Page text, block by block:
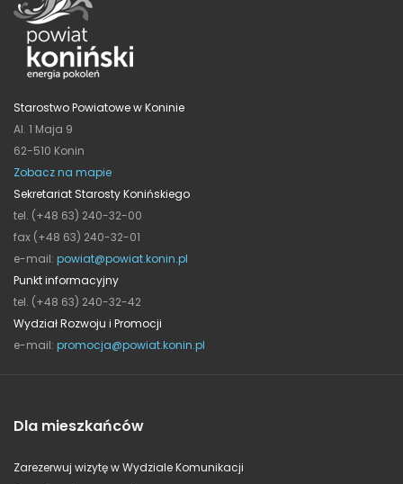
Starostwo Powiatowe w Koninie
Al. 1 Maja 9
62-510 Konin
Zobacz na mapie
Sekretariat Starosty Konińskiego
tel. (+48 63) 240-32-00
fax (+48 63) 240-32-01
e-mail: powiat@powiat.konin.pl
Punkt informacyjny
tel. (+48 63) 240-32-42
Wydział Rozwoju i Promocji
e-mail: promocja@powiat.konin.pl
Dla mieszkańców
Zarezerwuj wizytę w Wydziale Komunikacji